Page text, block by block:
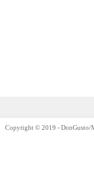
Copyright © 2019 - DonGusto/